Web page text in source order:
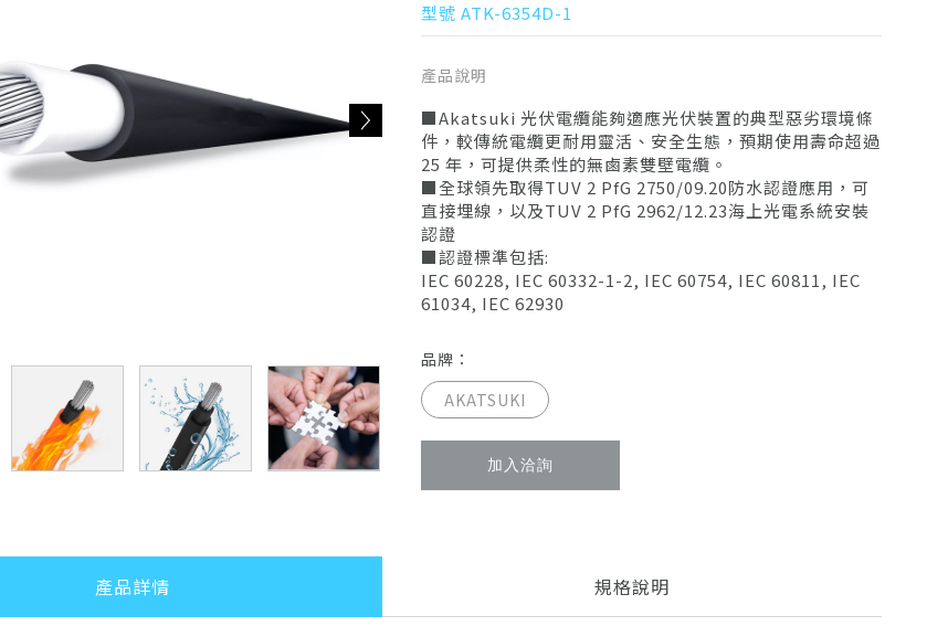
型號 ATK-6354D-1
產品說明
■Akatsuki 光伏電纜能夠適應光伏裝置的典型惡劣環境條
件，較傳統電纜更耐用靈活、安全生態，預期使用壽命超過
25 年，可提供柔性的無鹵素雙壁電纜。
■全球領先取得TUV 2 PfG 2750/09.20防水認證應用，可
直接埋線，以及TUV 2 PfG 2962/12.23海上光電系統安裝
認證
■認證標準包括:
IEC 60228, IEC 60332-1-2, IEC 60754, IEC 60811, IEC
61034, IEC 62930
EN 50618, TUV 2 PfG 2750/09.20, TUV 2 PfG
2962/12.23
ROHS 2011/65/EU
■優勢：
抗紫外線，耐候，耐高、低溫，阻燃，防磨損，穩定性能
強，靈活，易剝離，耐臭氧，防黴，耐鹽霧，耐濕熱，耐酸
鹼
品牌：
AKATSUKI
加入洽詢
產品詳情 規格說明